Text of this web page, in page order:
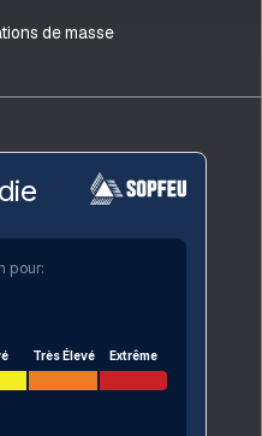
de masse
pour:
Très Élevé Extrême